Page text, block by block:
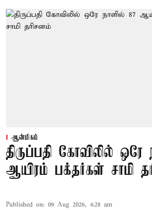
ஆன்மிகம்
திருப்பதி கோவிலில் ஒரே
ஆயிரம் பக்தர்கள் சாமி
Published on: 09 Aug 2026, 4:28 am